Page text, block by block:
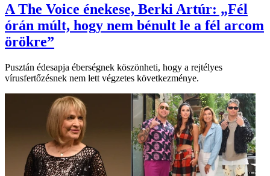
A The Voice énekese, Berki Artúr: „Fél
órán múlt, hogy nem bénult le a fél arcom
örökre”
Pusztán édesapja éberségnek köszönheti, hogy a rejtélyes
vírusfertőzésnek nem lett végzetes következménye.